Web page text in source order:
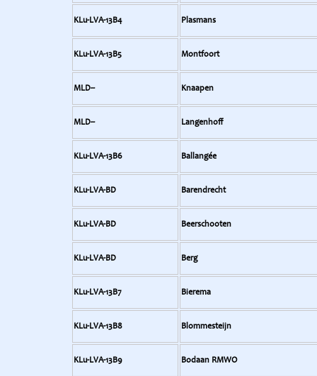
KLu-LVA-13B4 Plasmans
KLu-LVA-13B5 Montfoort
MLD-- Knaapen
MLD-- Langenhoff
KLu-LVA-13B6 Ballangée
KLu-LVA-BD Barendrecht
KLu-LVA-BD Beerschooten
KLu-LVA-BD Berg
KLu-LVA-13B7 Bierema
KLu-LVA-13B8 Blommesteijn
KLu-LVA-13B9 Bodaan RMWO